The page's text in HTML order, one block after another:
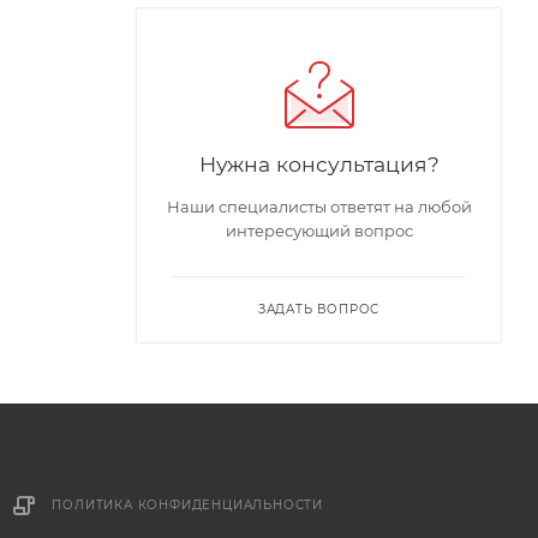
Нужна консультация?
Наши специалисты ответят на любой
интересующий вопрос
ЗАДАТЬ ВОПРОС
ПОЛИТИКА КОНФИДЕНЦИАЛЬНОСТИ